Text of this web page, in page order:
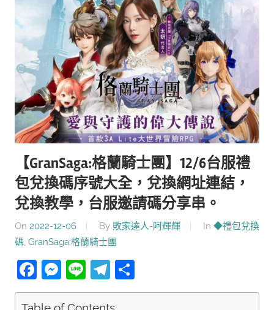
達
人
推
薦
戲
科
技
媒
體。
【GranSaga:格蘭騎士團】12/6台服禮
包兌換碼序號大全，兌換網址連結，
兌換教學，台服邀請碼分享串。
On 2022-12-06 By 敗家達人-阿輝輝 In ◆禮包兌換
碼, GranSaga:格蘭騎士團
Facebook
Messenger
LineTelegram
享